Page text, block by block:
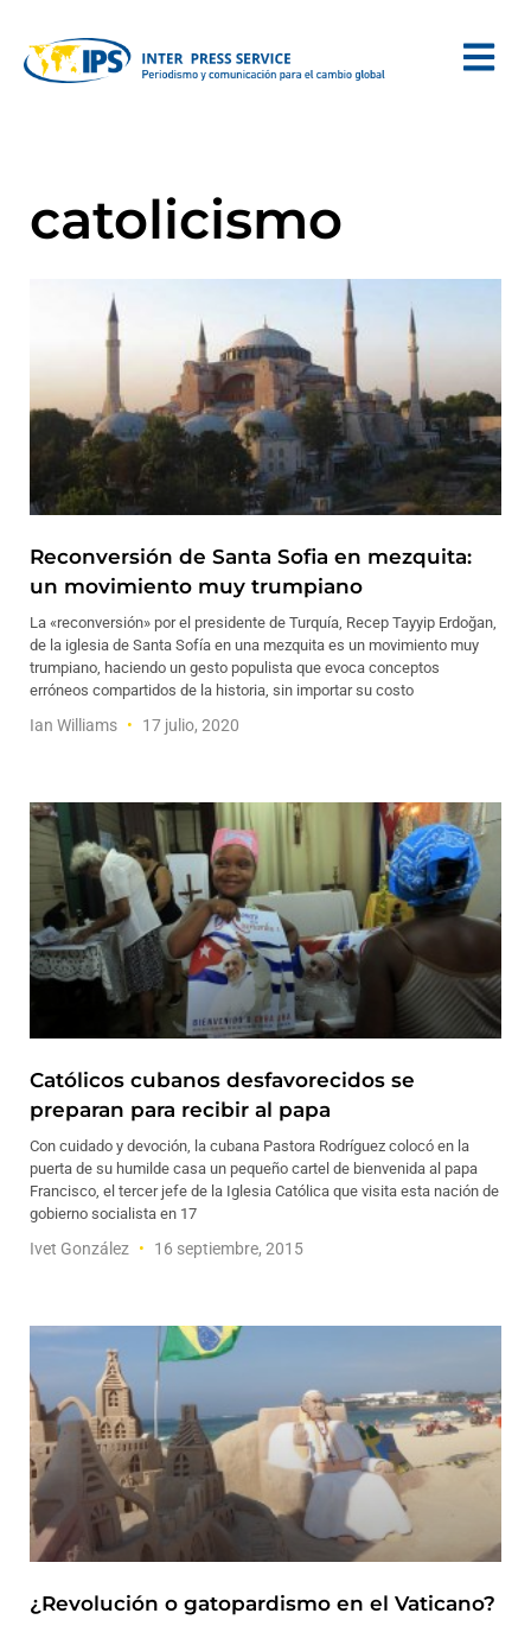
catolicismo
Reconversión de Santa Sofia en mezquita:
un movimiento muy trumpiano
La «reconversión» por el presidente de Turquía, Recep Tayyip Erdoğan,
de la iglesia de Santa Sofía en una mezquita es un movimiento muy
trumpiano, haciendo un gesto populista que evoca conceptos
erróneos compartidos de la historia, sin importar su costo
Ian Williams 17 julio, 2020
Católicos cubanos desfavorecidos se
preparan para recibir al papa
Con cuidado y devoción, la cubana Pastora Rodríguez colocó en la
puerta de su humilde casa un pequeño cartel de bienvenida al papa
Francisco, el tercer jefe de la Iglesia Católica que visita esta nación de
gobierno socialista en 17
Ivet González 16 septiembre, 2015
¿Revolución o gatopardismo en el Vaticano?